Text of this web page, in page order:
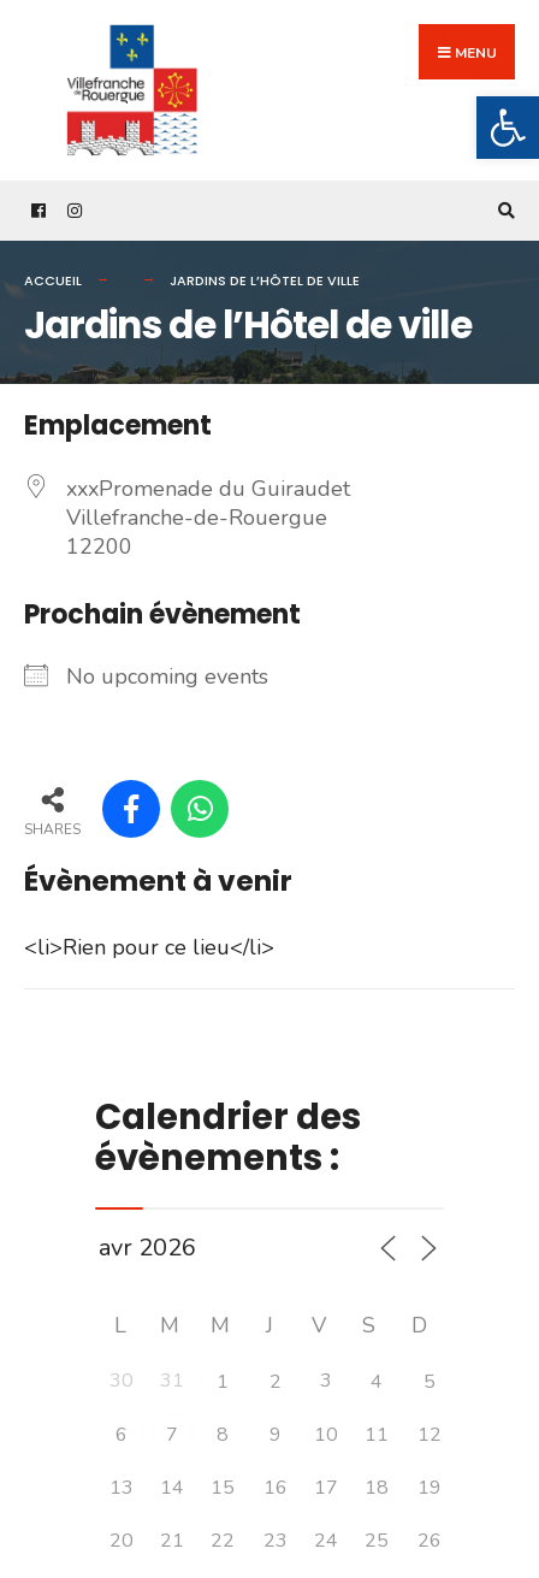
content
MENU
ACCUEIL JARDINS DE L’HÔTEL DE VILLE
Jardins de l’Hôtel de ville
Emplacement
xxxPromenade du Guiraudet
Villefranche-de-Rouergue
12200
Prochain évènement
No upcoming events
SHARES
Évènement à venir
<li>Rien pour ce lieu</li>
Calendrier des
évènements :
L M M J V S D
30 31 1 2 3 4
5
6
7 8 9 10 11
12
13
14 15 16 17 18
19
20
21 22 23 24 25
26